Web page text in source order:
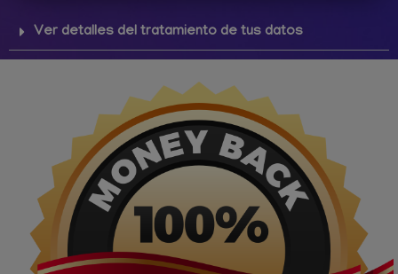
Ver detalles del tratamiento de tus datos